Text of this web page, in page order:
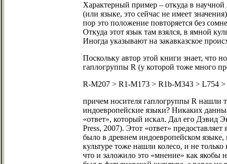
Характерный пример – откуда в научной
(или языке, это сейчас не имеет
пор это положение повторяется без
Откуда этот язык там взялся, в ямной
Иногда указывают на закавказское
Поскольку автор этой книги знает, что
гаплогруппы R (у которой тоже много
R-M207 > R1-M173 > R1b-M343 > L754
причем носителя гаплогруппы R нашли
индоевропейские языки? Никаких
«ответ», который искал. Дал его Дэвид
Press, 2007). Этот «ответ»
было в древнем индоевропейском
культуре тоже нашли колесо, и не
что и заложило это «мнение» как якобы